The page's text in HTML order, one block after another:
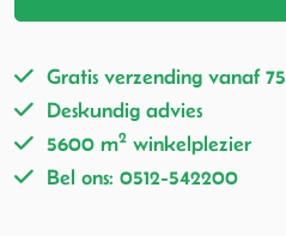
Gratis verzending vanaf
Deskundig advies
5600 m2 winkelplezier
Bel ons: 0512-542200